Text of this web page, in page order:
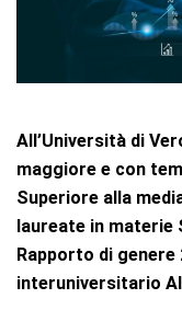
All’Università di
maggiore e con
Superiore alla
laureate in materie
Rapporto di
interuniversitario